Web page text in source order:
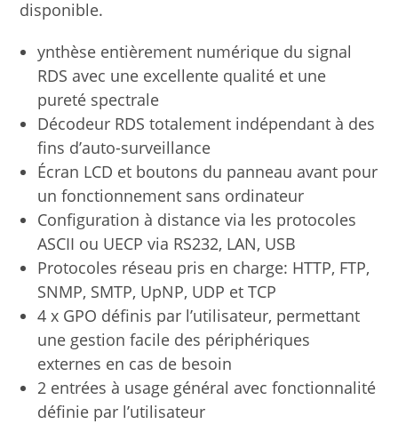
disponible.
ynthèse entièrement numérique du signal
RDS avec une excellente qualité et une
pureté spectrale
Décodeur RDS totalement indépendant à des
fins d’auto-surveillance
Écran LCD et boutons du panneau avant pour
un fonctionnement sans ordinateur
Configuration à distance via les protocoles
ASCII ou UECP via RS232, LAN, USB
Protocoles réseau pris en charge: HTTP, FTP,
SNMP, SMTP, UpNP, UDP et TCP
4 x GPO définis par l’utilisateur, permettant
une gestion facile des périphériques
externes en cas de besoin
2 entrées à usage général avec fonctionnalité
définie par l’utilisateur